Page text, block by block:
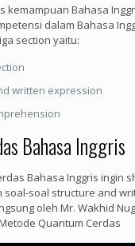
kemampuan Bahasa
dalam Bahasa
section yaitu:
written expression
Bahasa Inggris
Bahasa Inggris ingin
soal-soal structure and
oleh Mr. Wakhid
Quantum Cerdas